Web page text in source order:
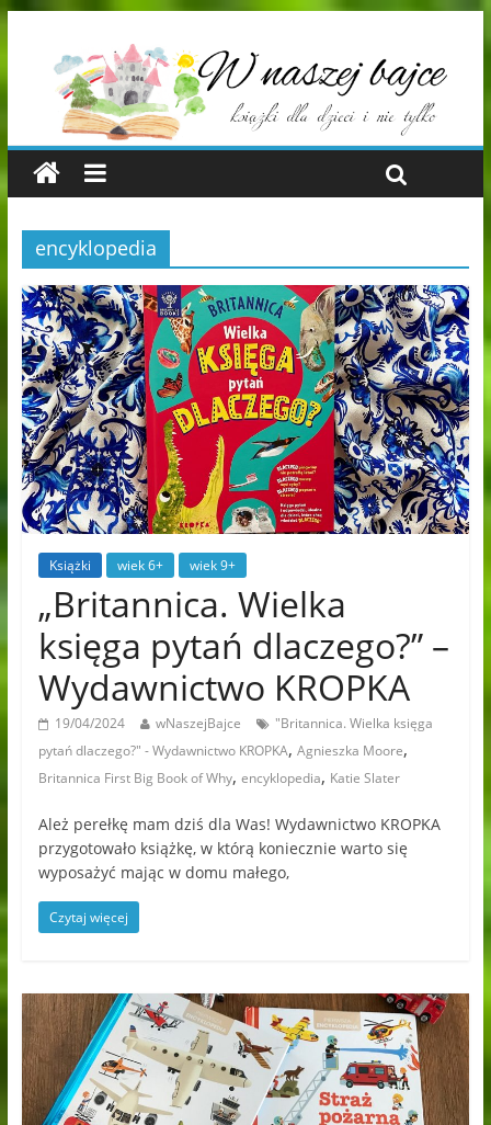
encyklopedia
Książki wiek 6+ wiek 9+
„Britannica. Wielka
księga pytań dlaczego?” –
Wydawnictwo KROPKA
19/04/2024 wNaszejBajce
"Britannica. Wielka księga
pytań dlaczego?" - Wydawnictwo KROPKA, Agnieszka Moore,
Britannica First Big Book of Why, encyklopedia, Katie Slater
Ależ perełkę mam dziś dla Was! Wydawnictwo KROPKA
przygotowało książkę, w którą koniecznie warto się
wyposażyć mając w domu małego,
Czytaj więcej